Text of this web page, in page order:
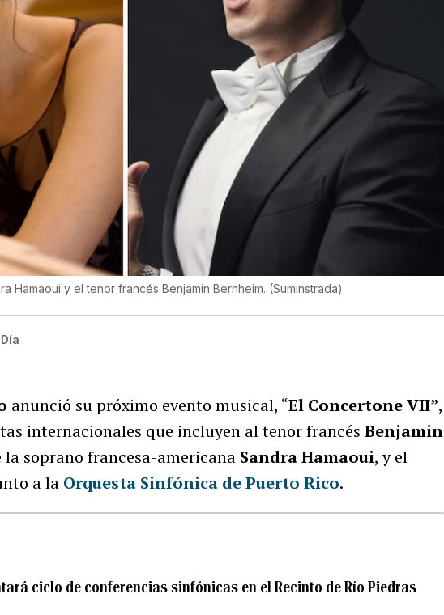
Hamaoui y el tenor francés Benjamin Bernheim. (Suminstrada)
anunció su próximo evento musical, “El Concertone VII”,
internacionales que incluyen al tenor francés Benjamin
la soprano francesa-americana Sandra Hamaoui, y el
a la Orquesta Sinfónica de Puerto Rico.
ciclo de conferencias sinfónicas en el Recinto de Río Piedras